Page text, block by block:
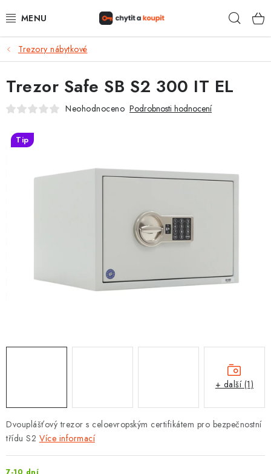
na
DŮM, BYT, ZAHRADA
ZÁMEČNICTVÍ - ZABEZPEČENÍ
KANCELÁŘ
TREZORY A SEJFY
ZÁMEČNICKÉ SLUŽBY
PROTIPOŽÁRNÍ BATERIOVÉ TREZORY NA LITHIOVÉ
BATERIE
OBCHODNÍ PODMÍNKY
REFERENCE
VELKOOBCHOD
Trezory nábytkové
Dvouplášťový trezor s celoevropským certifikátem pro bezpečnostní
třídu S2 Více informací
Trezor Safe SB S2 300 IT EL
Neohodnoceno Podrobnosti hodnocení
Tip
+ další (1)